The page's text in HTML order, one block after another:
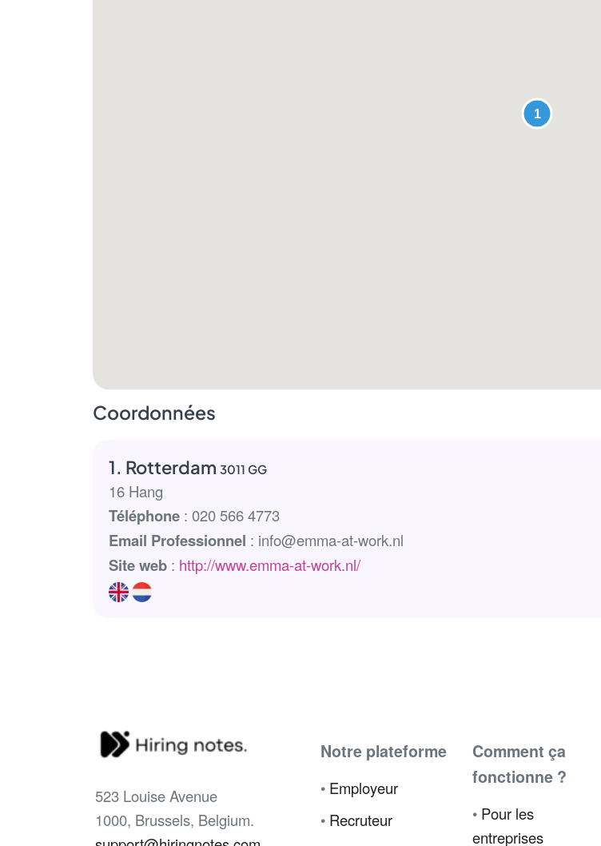
Coordonnées
1. Rotterdam 3011 GG
16 Hang
Téléphone: 020 566 4773
Email Professionnel : info@emma-at-work.nl
Site web: http://www.emma-at-work.nl/
523 Louise Avenue
1000, Brussels, Belgium.
Notre plateforme
• Employeur
• Recruteur
Comment ça
fonctionne ?
• Pour les
entreprises